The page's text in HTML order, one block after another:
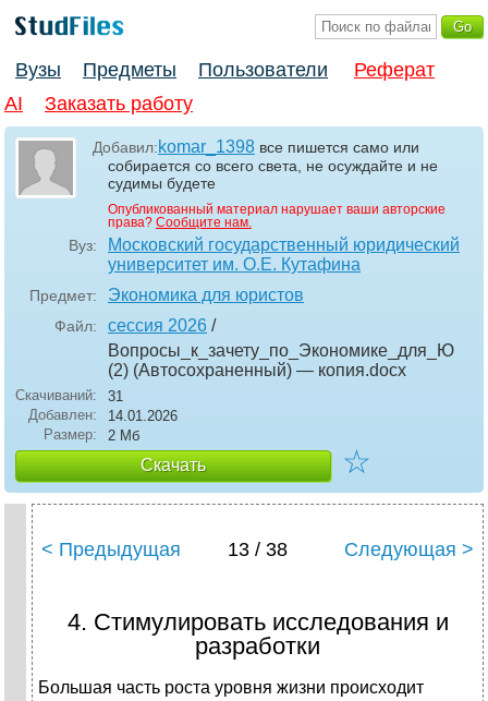
Вузы Предметы Пользователи
Реферат
AI
Заказать работу
Добавил:komar_1398 все пишется само или
собирается со всего света, не осуждайте и не
судимы будете
Опубликованный материал нарушает ваши авторские
права? Сообщите нам.
Вуз:
Московский государственный юридический
университет им. О.Е. Кутафина
Предмет: Экономика для юристов
Файл: сессия 2026 /
Вопросы_к_зачету_по_Экономике_для_Ю
(2) (Автосохраненный) — копия.docx
Скачиваний:
31
Добавлен:
14.01.2026
Размер:
2 Мб
Скачать ☆
< Предыдущая 13 / 38 Следующая >
4. Стимулировать исследования и
разработки
Большая часть роста уровня жизни происходит